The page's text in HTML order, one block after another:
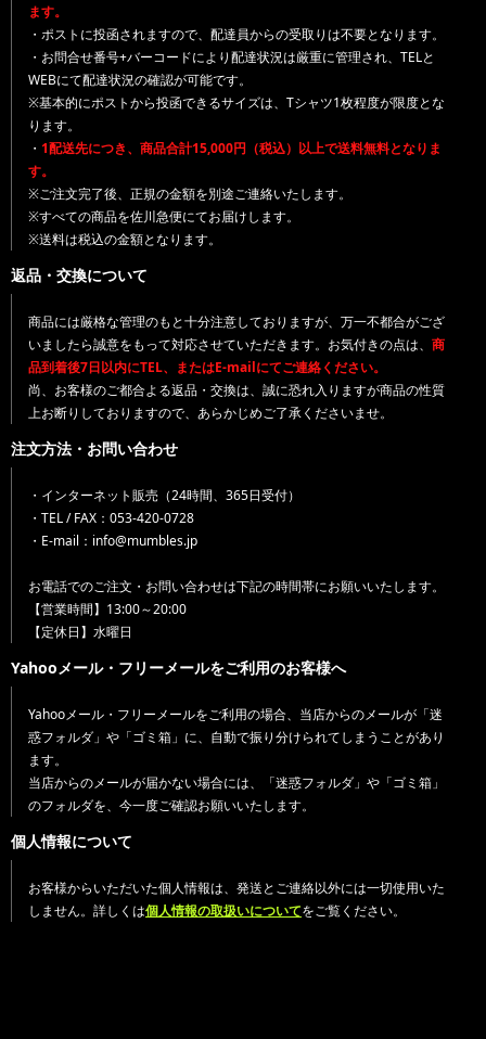
ます。
・ポストに投函されますので、配達員からの受取りは不要となります。
・お問合せ番号+バーコードにより配達状況は厳重に管理され、TELと
WEBにて配達状況の確認が可能です。
※基本的にポストから投函できるサイズは、Tシャツ1枚程度が限度とな
ります。
・ 1配送先につき、商品合計15,000円（税込）以上で送料無料となりま
す。
※ご注文完了後、正規の金額を別途ご連絡いたします。
※すべての商品を佐川急便にてお届けします。
※送料は税込の金額となります。
返品・交換について
商品には厳格な管理のもと十分注意しておりますが、万一不都合がござ
いましたら誠意をもって対応させていただきます。お気付きの点は、 商
品到着後7日以内にTEL、またはE-mailにてご連絡ください。
尚、お客様のご都合よる返品・交換は、誠に恐れ入りますが商品の性質
上お断りしておりますので、あらかじめご了承くださいませ。
注文方法・お問い合わせ
・インターネット販売（24時間、365日受付）
・TEL / FAX：053-420-0728
・E-mail：info@mumbles.jp
お電話でのご注文・お問い合わせは下記の時間帯にお願いいたします。
【営業時間】13:00～20:00
【定休日】水曜日
Yahooメール・フリーメールをご利用のお客様へ
Yahooメール・フリーメールをご利用の場合、当店からのメールが「迷
惑フォルダ」や「ゴミ箱」に、自動で振り分けられてしまうことがあり
ます。
当店からのメールが届かない場合には、「迷惑フォルダ」や「ゴミ箱」
のフォルダを、今一度ご確認お願いいたします。
個人情報について
お客様からいただいた個人情報は、発送とご連絡以外には一切使用いた
しません。詳しくは個人情報の取扱いについてをご覧ください。